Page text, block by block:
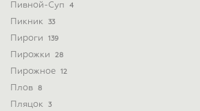
Пивной-Суп 4
Пикник 33
Пироги 139
Пирожки 28
Пирожное 12
Плов 8
Пляцок 3